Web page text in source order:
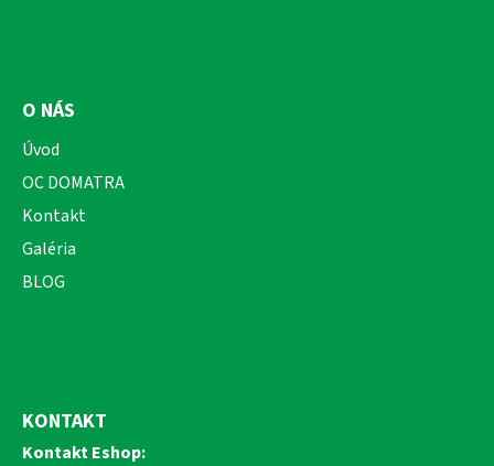
O NÁS
Úvod
OC DOMATRA
Kontakt
Galéria
BLOG
KONTAKT
Kontakt Eshop: